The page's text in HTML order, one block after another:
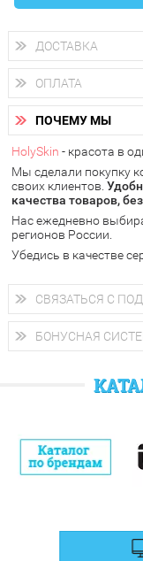
ДОСТАВКА
Доставка
Вы можете выбрать
получить заказ в
самовывоза.
В 20 городах России
следующий день.
у Вас всегда есть
доставку от
подробнее об
ОПЛАТА
Вы можете оплатить
наличными
через интернет-
электронными
ПОЧЕМУ МЫ
HolySkin - красота в
Мы сделали покупку
своих клиентов.
качества товаров,
Нас ежедневно
регионов России.
Убедись в качестве
СВЯЗАТЬСЯ С
+7 (800) 707-24-55
Мы будем рады
магазина,
любые замечания и
БОНУСНАЯ
Также